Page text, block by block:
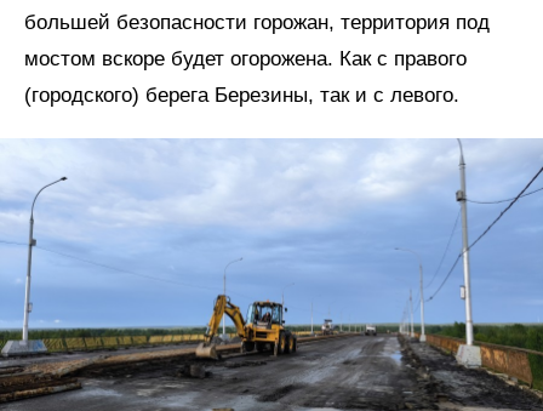
большей безопасности горожан, территория под
мостом вскоре будет огорожена. Как с правого
(городского) берега Березины, так и с левого.